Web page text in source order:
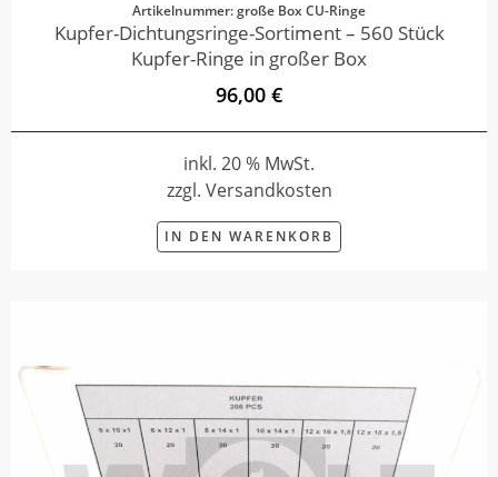
Artikelnummer: große Box CU-Ringe
Kupfer-Dichtungsringe-Sortiment – 560 Stück
Kupfer-Ringe in großer Box
96,00 €
inkl. 20 % MwSt.
zzgl. Versandkosten
IN DEN WARENKORB